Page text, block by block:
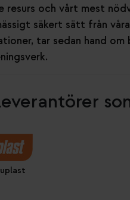
resurs och vårt mest
säkert sätt från
tar sedan hand